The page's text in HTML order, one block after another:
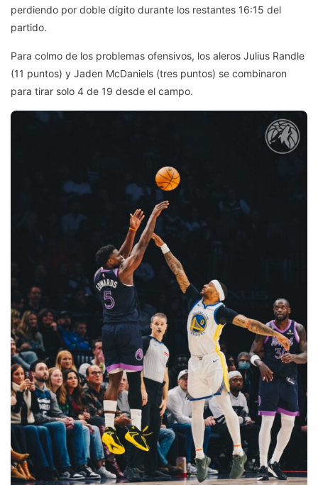
perdiendo por doble dígito durante los restantes 16:15 del
partido.
Para colmo de los problemas ofensivos, los aleros Julius Randle
(11 puntos) y Jaden McDaniels (tres puntos) se combinaron
para tirar solo 4 de 19 desde el campo.